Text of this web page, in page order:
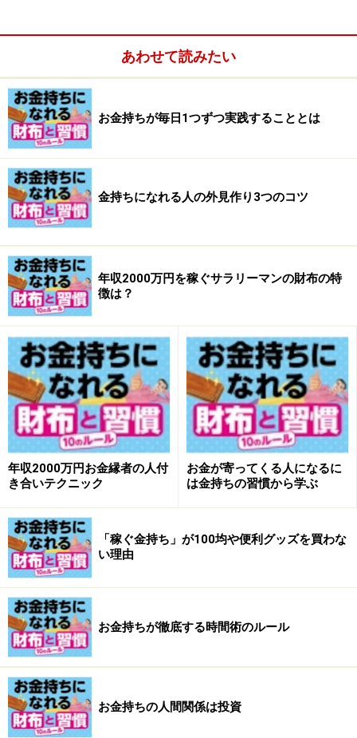
か周囲に引き上げられるんです」
ただし最初は決して居心地がよくないと伊藤さん。
「最初の頃は楽しいどころか憂鬱です。だって、食事を
する場所もお店にいる人も、メニューの値段も違うんで
すから。その居心地の悪さと憂鬱さを、どれだけ味わう
かで自分の成長や進歩が決まると思います」
しばらくすると最初は居心地が悪かった場に違和感を感
じなくなる。伊藤さんによればそれが自分が成長した証
しだといいます。
お金持ち体質の人間関係とは
「ワンランク上の収入・生活レベルの人間関係だと当然
入ってくる情報が違います。紹介してくれる人物も変わ
ります。それが即仕事に跳ね返ってきますからね」
あわせて読みたい
お金持ちが毎日1つずつ実践することとは
金持ちになれる人の外見作り3つのコツ
年収2000万円を稼ぐサラリーマンの財布の特
徴は？
年収2000万円お金縁者の人付
き合いテクニック
お金が寄ってくる人になるに
は金持ちの習慣から学ぶ
「稼ぐ金持ち」が100均や便利グッズを買わな
い理由
お金持ちが徹底する時間術のルール
お金持ちの人間関係は投資